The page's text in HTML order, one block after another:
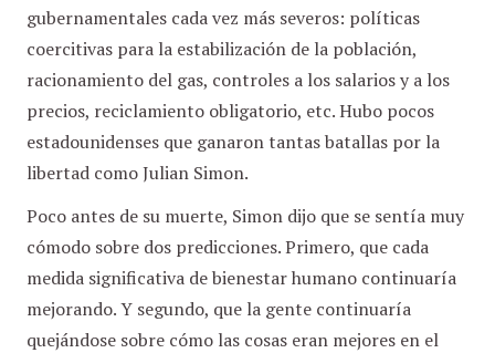
gubernamentales cada vez más severos: políticas
coercitivas para la estabilización de la población,
racionamiento del gas, controles a los salarios y a los
precios, reciclamiento obligatorio, etc. Hubo pocos
estadounidenses que ganaron tantas batallas por la
libertad como Julian Simon.
Poco antes de su muerte, Simon dijo que se sentía muy
cómodo sobre dos predicciones. Primero, que cada
medida significativa de bienestar humano continuaría
mejorando. Y segundo, que la gente continuaría
quejándose sobre cómo las cosas eran mejores en el